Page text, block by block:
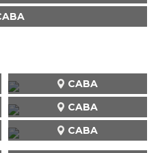
CABA
CABA
CABA